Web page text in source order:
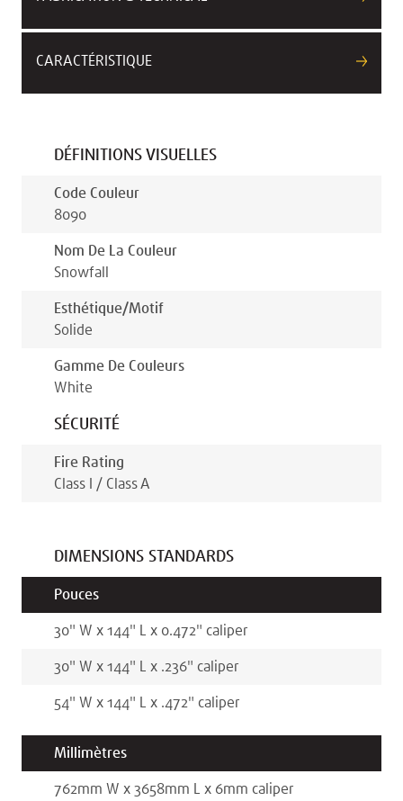
CARACTÉRISTIQUE
DÉFINITIONS VISUELLES
Code Couleur
8090
Nom De La Couleur
Snowfall
Esthétique/motif
Solide
Gamme De Couleurs
White
SÉCURITÉ
Fire Rating
Class I / Class A
DIMENSIONS STANDARDS
Pouces
30" W x 144" L x 0.472" caliper
30" W x 144" L x .236" caliper
54" W x 144" L x .472" caliper
Millimètres
762mm W x 3658mm L x 6mm caliper